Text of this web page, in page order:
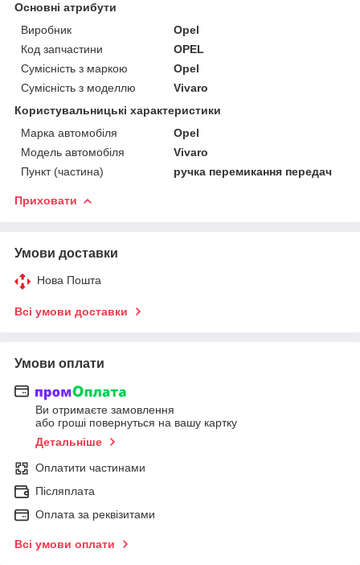
Основні атрибути
Виробник
Opel
Код запчастини
OPEL
Сумісність з маркою
Opel
Сумісність з моделлю
Vivaro
Користувальницькі характеристики
Марка автомобіля
Opel
Модель автомобіля
Vivaro
Пункт (частина)
ручка перемикання передач
Приховати
Умови доставки
Нова Пошта
Всі умови доставки
Умови оплати
Ви отримаєте замовлення
або гроші повернуться на вашу картку
Детальніше
Оплатити частинами
Післяплата
Оплата за реквізитами
Всі умови оплати